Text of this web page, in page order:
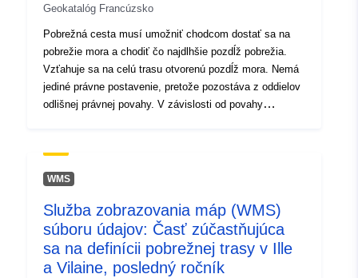
Ide o verziu: https://doi.org/10.5281/
Typ:
Zdroj:
http://purl.org/dc/dcmitype/Dataset
Geokatalóg Francúzsko
Pobrežná cesta musí umožniť chodcom dostať sa na
pobrežie mora a chodiť čo najdlhšie pozdĺž pobrežia.
Vzťahuje sa na celú trasu otvorenú pozdĺž mora. Nemá
jediné právne postavenie, pretože pozostáva z oddielov
odlišnej právnej povahy. V závislosti od povahy
miestnych orgánov alebo súkromný majetok. Celá
pobrežná trasa zahŕňa cestu otvorenú pre chodcov,
pobrežnú líniu. Úseky sú jedným z hlavných prvkov na
identifikáciu polohy, trasy a využitia pobrežnej trasy.
Táto trasa sa týka departementu Ille a neposlušného a
čiastočne Côtes d’Armor na obvode Rance.
WMS
Služba zobrazovania máp (WMS)
súboru údajov: Časť zúčastňujúca
sa na definícii pobrežnej trasy v Ille
a Vilaine, posledný ročník